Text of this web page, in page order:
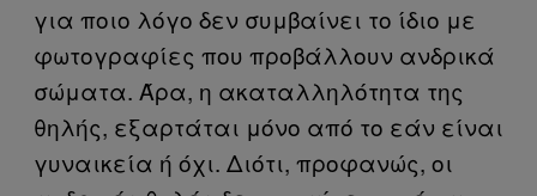
για ποιο λόγο δεν συμβαίνει το ίδιο με
φωτογραφίες που προβάλλουν ανδρικά
σώματα. Άρα, η ακαταλληλότητα της
θηλής, εξαρτάται μόνο από το εάν είναι
γυναικεία ή όχι. Διότι, προφανώς, οι